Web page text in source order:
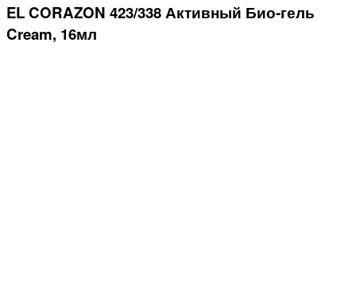
EL CORAZON 423/338 Активный Био-гель
Cream, 16мл